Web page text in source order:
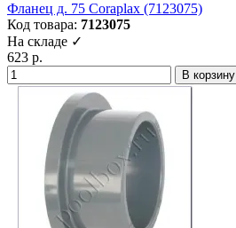
Фланец д. 75 Coraplax (7123075)
Код товара: 7123075
На складе ✓
623 р.
В корзину